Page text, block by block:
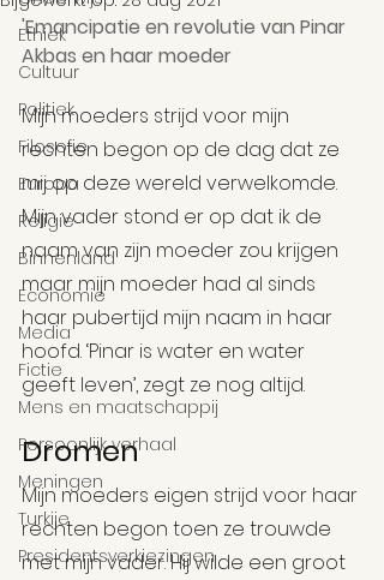
Ethiek
Cultuur
Politiek
Filosofie
Europa
Religie
Binnenland
Economie
Media
Fictie
Mens en maatschappij
Persoonlijk verhaal
Meningen
Turkije
Presidentsverkiezingen
'Emancipatie en revolutie van Pinar
Akbas en haar moeder
Mijn moeders strijd voor mijn
rechten begon op de dag dat ze
mij op deze wereld verwelkomde.
Mijn vader stond er op dat ik de
naam van zijn moeder zou krijgen
maar mijn moeder had al sinds
haar pubertijd mijn naam in haar
hoofd. ‘Pinar is water en water
geeft leven’, zegt ze nog altijd.
Dromen
Mijn moeders eigen strijd voor haar
rechten begon toen ze trouwde
met mijn vader. Hij wilde een groot